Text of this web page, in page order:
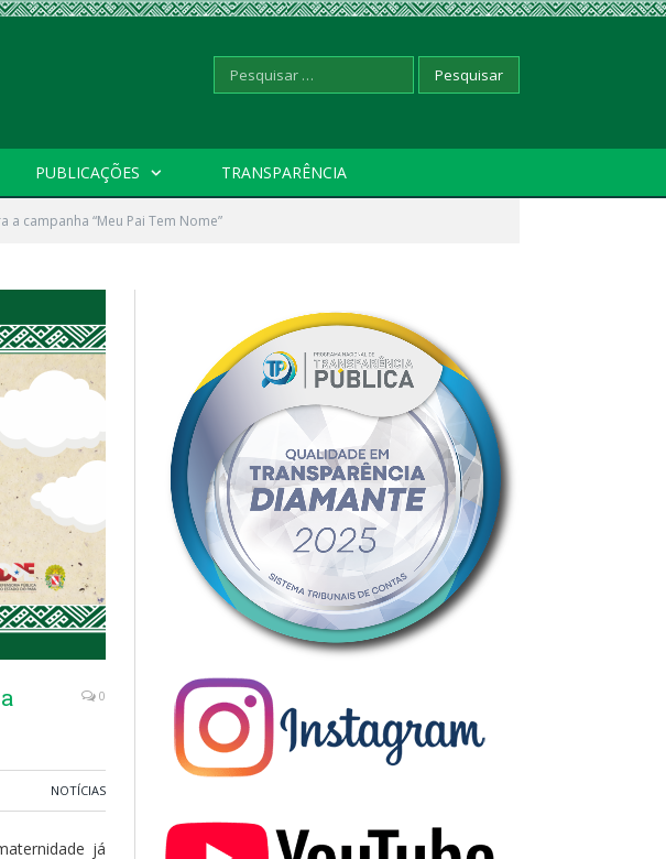
Pesquisar
por:
PUBLICAÇÕES TRANSPARÊNCIA
campanha “Meu Pai Tem Nome”
0
NOTÍCIAS
já